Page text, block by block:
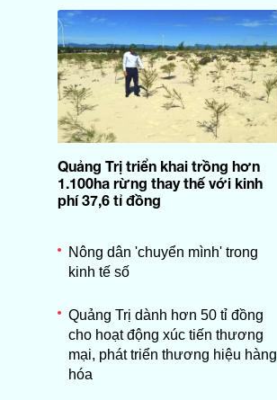
Quảng Trị triển khai trồng hơn
1.100ha rừng thay thế với kinh
phí 37,6 tỉ đồng
Nông dân 'chuyển mình' trong
kinh tế số
Quảng Trị dành hơn 50 tỉ đồng
cho hoạt động xúc tiến thương
mại, phát triển thương hiệu hàng
hóa